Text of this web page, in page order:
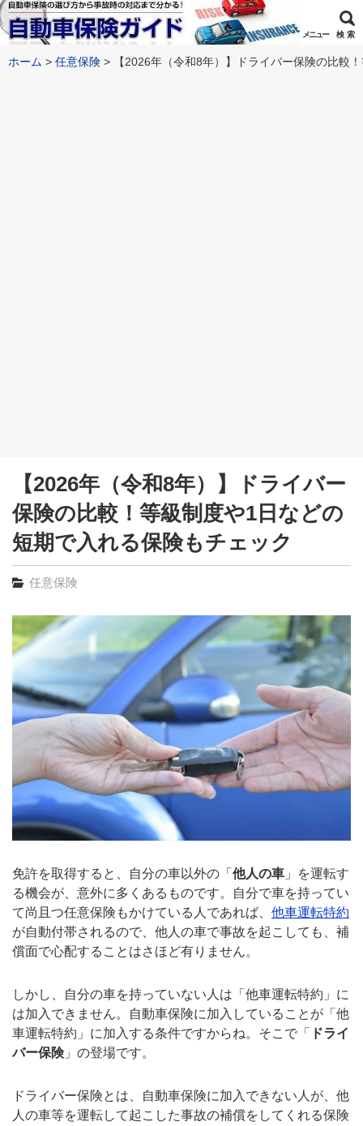
メニュー 検 索
ホーム 任意保険 【2026年（令和8年）】ドライバー保険の比較
【2026年（令和8年）】ドライバー
保険の比較！等級制度や1日などの
短期で入れる保険もチェック
任意保険
免許を取得すると、自分の車以外の「 他人の車 」を運転す
る機会が、意外に多くあるものです。自分で車を持ってい
て尚且つ任意保険もかけている人であれば、 他車運転特約
が自動付帯されるので、他人の車で事故を起こしても、補
償面で心配することはさほど有りません。
しかし、自分の車を持っていない人は「他車運転特約」に
は加入できません。自動車保険に加入していることが「他
車運転特約」に加入する条件ですからね。そこで「
ドライ
バー保険」の登場です。
ドライバー保険とは、自動車保険に加入できない人が、他
人の車等を運転して起こした事故の補償をしてくれる保険